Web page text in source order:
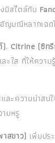
มีสไตล์กับ
ญมณีหลากเฉด
), Citrine (ซิท
ะใส ที่ให้ควา
ละความน่าส
มหรู
สขาว) เพิ่มปร